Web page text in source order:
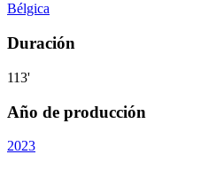
Bélgica
Duración
113'
Año de producción
2023